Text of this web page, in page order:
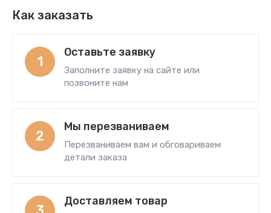
Как заказать
1
Оставьте заявку
Заполните заявку на сайте или
позвоните нам
2
Мы перезваниваем
Перезваниваем вам и обговариваем
детали заказа
Доставляем товар